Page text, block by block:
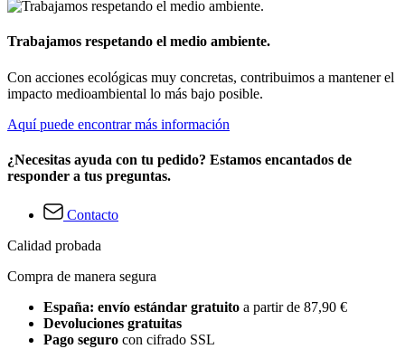
Trabajamos respetando el medio ambiente.
Con acciones ecológicas muy concretas, contribuimos a mantener el
impacto medioambiental lo más bajo posible.
Aquí puede encontrar más información
¿Necesitas ayuda con tu pedido? Estamos encantados de
responder a tus preguntas.
Contacto
Calidad probada
Compra de manera segura
España: envío estándar gratuito a partir de 87,90 €
Devoluciones gratuitas
Pago seguro con cifrado SSL